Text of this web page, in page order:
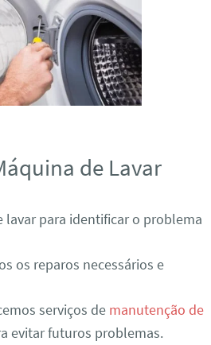
de Lavar
lavar para identificar o problema
os reparos necessários e
serviços de manutenção de
evitar futuros problemas.